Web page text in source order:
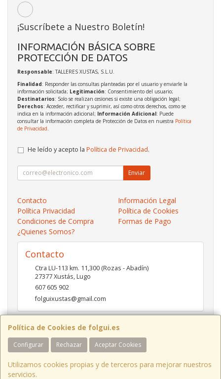
Política de Cookies de folgui.es
Configurar Rechazar Aceptar Cookies
Utilizamos cookies propias y de terceros para mejorar nuestros
servicios.
¡Suscríbete a Nuestro Boletín!
INFORMACIÓN BÁSICA SOBRE
PROTECCIÓN DE DATOS
Responsable: TALLERES XUSTAS, S.L.U.
Finalidad: Responder las consultas planteadas por el usuario y enviarle la
información solicitada; Legitimación: Consentimiento del usuario;
Destinatarios: Solo se realizan cesiones si existe una obligación legal;
Derechos: Acceder, rectificar y suprimir, así como otros derechos, como se
indica en la información adicional; Información Adicional: Puede
consultar la información completa de Protección de Datos en nuestra Política
de Privacidad
He leído y acepto la Política de Privacidad.
Enviar
Contacto
Información Legal
Política Privacidad
Política de Cookies
Condiciones de Compra
Formas de Pago
¿Quienes Somos?
Contacto
Ctra LU-113 km. 11,300 (Rozas - Abadín)
27377Xustás,Lugo
607 605 902
folguixustas@gmail.com
Horario
Lunes a viernes de 10:00 a 14:00 y de 16:00 a 20:00.
Sábados de 10:00 a 14:00 y de 16:00 a 19:00